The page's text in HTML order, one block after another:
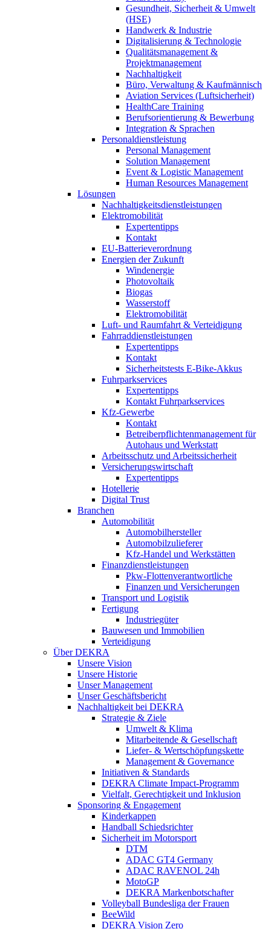
Gesundheit, Sicherheit & Umwelt
(HSE)
Handwerk & Industrie
Digitalisierung & Technologie
Qualitätsmanagement &
Projektmanagement
Nachhaltigkeit
Büro, Verwaltung & Kaufmännisch
Aviation Services (Luftsicherheit)
HealthCare Training
Berufsorientierung & Bewerbung
Integration & Sprachen
Personaldienstleistung
Personal Management
Solution Management
Event & Logistic Management
Human Resources Management
Lösungen
Nachhaltigkeitsdienstleistungen
Elektromobilität
Expertentipps
Kontakt
EU-Batterieverordnung
Energien der Zukunft
Windenergie
Photovoltaik
Biogas
Wasserstoff
Elektromobilität
Luft- und Raumfahrt & Verteidigung
Fahrraddienstleistungen
Expertentipps
Kontakt
Sicherheitstests E-Bike-Akkus
Fuhrparkservices
Expertentipps
Kontakt Fuhrparkservices
Kfz-Gewerbe
Kontakt
Betreiberpflichtenmanagement für
Autohaus und Werkstatt
Arbeitsschutz und Arbeitssicherheit
Versicherungswirtschaft
Expertentipps
Hotellerie
Digital Trust
Branchen
Automobilität
Automobilhersteller
Automobilzulieferer
Kfz-Handel und Werkstätten
Finanzdienstleistungen
Pkw‑Flottenverantwortliche
Finanzen und Versicherungen
Transport und Logistik
Fertigung
Industriegüter
Bauwesen und Immobilien
Verteidigung
Über DEKRA
Unsere Vision
Unsere Historie
Unser Management
Unser Geschäftsbericht
Nachhaltigkeit bei DEKRA
Strategie & Ziele
Umwelt & Klima
Mitarbeitende & Gesellschaft
Liefer- & Wertschöpfungskette
Management & Governance
Initiativen & Standards
DEKRA Climate Impact-Programm
Vielfalt, Gerechtigkeit und Inklusion​
Sponsoring & Engagement
Kinderkappen
Handball Schiedsrichter
Sicherheit im Motorsport
DTM
ADAC GT4 Germany
ADAC RAVENOL 24h
MotoGP
DEKRA Markenbotschafter
Volleyball Bundesliga der Frauen
BeeWild
DEKRA Vision Zero